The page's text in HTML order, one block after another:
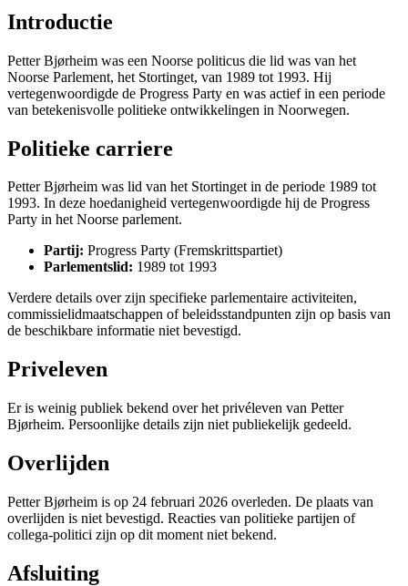
Introductie
Petter Bjørheim was een Noorse politicus die lid was van het
Noorse Parlement, het Stortinget, van 1989 tot 1993. Hij
vertegenwoordigde de Progress Party en was actief in een periode
van betekenisvolle politieke ontwikkelingen in Noorwegen.
Politieke carriere
Petter Bjørheim was lid van het Stortinget in de periode 1989 tot
1993. In deze hoedanigheid vertegenwoordigde hij de Progress
Party in het Noorse parlement.
Partij: Progress Party (Fremskrittspartiet)
Parlementslid: 1989 tot 1993
Verdere details over zijn specifieke parlementaire activiteiten,
commissielidmaatschappen of beleidsstandpunten zijn op basis van
de beschikbare informatie niet bevestigd.
Priveleven
Er is weinig publiek bekend over het privéleven van Petter
Bjørheim. Persoonlijke details zijn niet publiekelijk gedeeld.
Overlijden
Petter Bjørheim is op 24 februari 2026 overleden. De plaats van
overlijden is niet bevestigd. Reacties van politieke partijen of
collega-politici zijn op dit moment niet bekend.
Afsluiting